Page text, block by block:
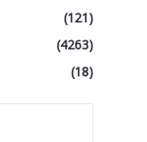
(121)
(4263)
(18)